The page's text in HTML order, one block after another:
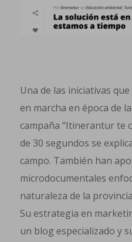
Una de las iniciativas
en marcha en época de
campaña “Itinerantur te
de 30 segundos se
campo. También han
microdocumentales
naturaleza de la
Su estrategia en
un blog especializado y